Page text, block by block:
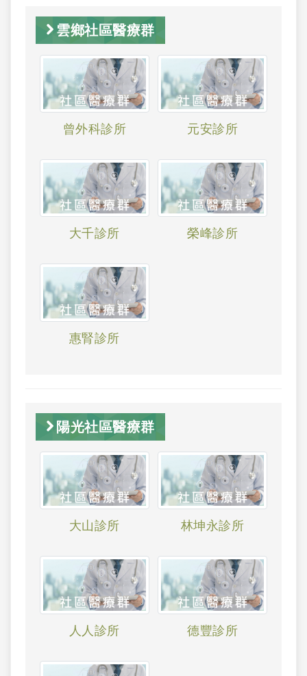
雲鄉社區醫療群
曾外科診所 元安診所
大千診所 榮峰診所
惠腎診所
陽光社區醫療群
大山診所 林坤永診所
人人診所 德豐診所